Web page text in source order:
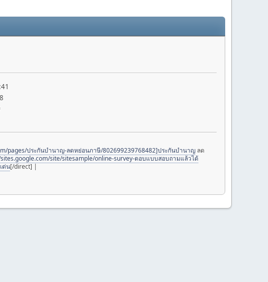
pages/ประกันบำนาญ-ลดหย่อนภาษี/802699239768482]ประกันบำนาญลด
site/sitesample/online-survey-ตอบแบบสอบถามแล้วได้
ด่น[/direct] |